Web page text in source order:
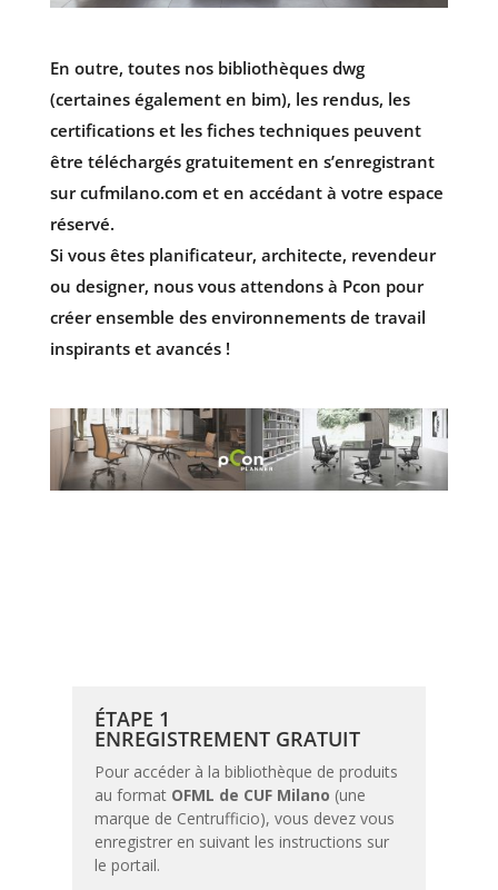
En outre, toutes nos bibliothèques dwg
(certaines également en bim), les rendus, les
certifications et les fiches techniques peuvent
être téléchargés gratuitement en s’enregistrant
sur cufmilano.com et en accédant à votre espace
réservé.
Si vous êtes planificateur, architecte, revendeur
ou designer, nous vous attendons à Pcon pour
créer ensemble des environnements de travail
inspirants et avancés !
ÉTAPE 1
ENREGISTREMENT GRATUIT
Pour accéder à la bibliothèque de produits
au format OFML de CUF Milano (une
marque de Centrufficio), vous devez vous
enregistrer en suivant les instructions sur
le portail.